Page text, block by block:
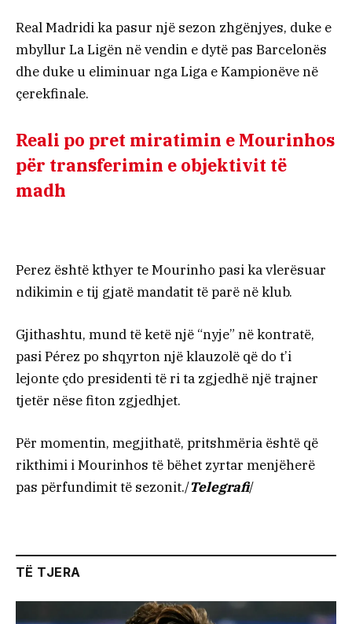
Real Madridi ka pasur një sezon zhgënjyes, duke e
mbyllur La Ligën në vendin e dytë pas Barcelonës
dhe duke u eliminuar nga Liga e Kampionëve në
çerekfinale.
Reali po pret miratimin e Mourinhos
për transferimin e objektivit të
madh
Perez është kthyer te Mourinho pasi ka vlerësuar
ndikimin e tij gjatë mandatit të parë në klub.
Gjithashtu, mund të ketë një “nyje” në kontratë,
pasi Pérez po shqyrton një klauzolë që do t’i
lejonte çdo presidenti të ri ta zgjedhë një trajner
tjetër nëse fiton zgjedhjet.
Për momentin, megjithatë, pritshmëria është që
rikthimi i Mourinhos të bëhet zyrtar menjëherë
pas përfundimit të sezonit./Telegrafi/
TË TJERA